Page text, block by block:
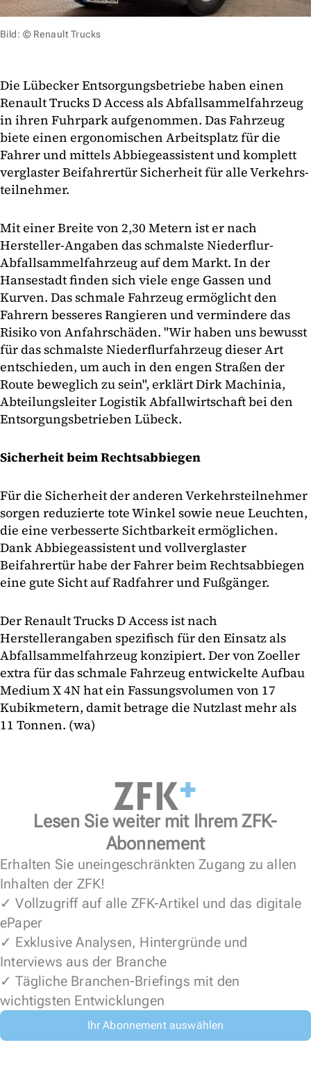
Bild: © Renault Trucks
Die Lübecker Entsorgungsbetriebe haben einen
Renault Trucks D Access als Abfallsammelfahrzeug
in ihren Fuhrpark aufgenommen. Das Fahrzeug
biete einen ergonomischen Arbeitsplatz für die
Fahrer und mittels Abbiegeassistent und komplett
verglaster Beifahrertür Sicherheit für alle Verkehrs-
teilnehmer.
Mit einer Breite von 2,30 Metern ist er nach
Hersteller-Angaben das schmalste Niederflur-
Abfallsammelfahrzeug auf dem Markt. In der
Hansestadt finden sich viele enge Gassen und
Kurven. Das schmale Fahrzeug ermöglicht den
Fahrern besseres Rangieren und vermindere das
Risiko von Anfahrschäden. "Wir haben uns bewusst
für das schmalste Niederflurfahrzeug dieser Art
entschieden, um auch in den engen Straßen der
Route beweglich zu sein", erklärt Dirk Machinia,
Abteilungsleiter Logistik Abfallwirtschaft bei den
Entsorgungsbetrieben Lübeck.
Sicherheit beim Rechtsabbiegen
Für die Sicherheit der anderen Verkehrsteilnehmer
sorgen reduzierte tote Winkel sowie neue Leuchten,
die eine verbesserte Sichtbarkeit ermöglichen.
Dank Abbiegeassistent und vollverglaster
Beifahrertür habe der Fahrer beim Rechtsabbiegen
eine gute Sicht auf Radfahrer und Fußgänger.
Der Renault Trucks D Access ist nach
Herstellerangaben spezifisch für den Einsatz als
Abfallsammelfahrzeug konzipiert. Der von Zoeller
extra für das schmale Fahrzeug entwickelte Aufbau
Medium X 4N hat ein Fassungsvolumen von 17
Kubikmetern, damit betrage die Nutzlast mehr als
11 Tonnen. (wa)
Lesen Sie weiter mit Ihrem ZFK-
Abonnement
Erhalten Sie uneingeschränkten Zugang zu allen
Inhalten der ZFK!
✓ Vollzugriff auf alle ZFK-Artikel und das digitale
ePaper
✓ Exklusive Analysen, Hintergründe und
Interviews aus der Branche
✓ Tägliche Branchen-Briefings mit den
wichtigsten Entwicklungen
Ihr Abonnement auswählen